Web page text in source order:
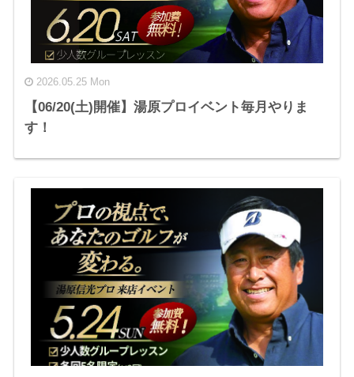
2026.05.25 Mon
【06/20(土)開催】湯原プロイベント毎月やりま
す！